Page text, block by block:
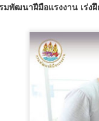
มพัฒนาฝีมือแรงงาน เร่ง